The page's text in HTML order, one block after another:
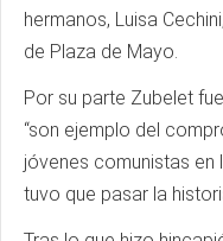
hermanos, Luisa
de Plaza de Mayo.
Por su parte Zubelet
“son ejemplo del
jóvenes comunistas
tuvo que pasar la